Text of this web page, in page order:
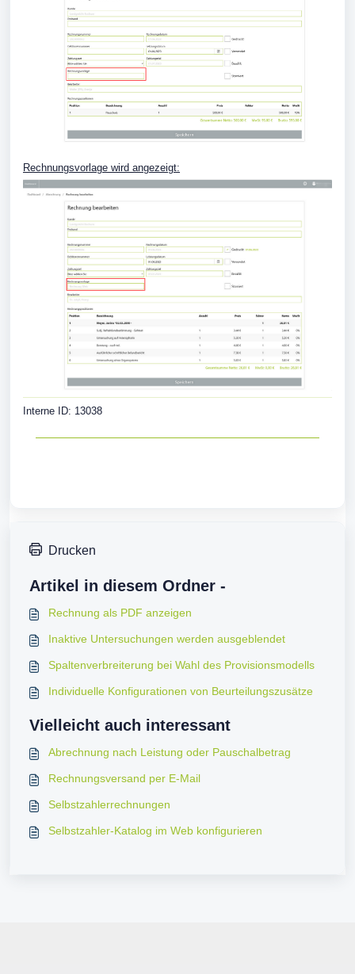
Rechnungsvorlage wird angezeigt:
Interne ID: 13038
Drucken
Artikel in diesem Ordner -
Rechnung als PDF anzeigen
Inaktive Untersuchungen werden ausgeblendet
Spaltenverbreiterung bei Wahl des Provisionsmodells
Individuelle Konfigurationen von Beurteilungszusätze
Vielleicht auch interessant
Abrechnung nach Leistung oder Pauschalbetrag
Rechnungsversand per E-Mail
Selbstzahlerrechnungen
Selbstzahler-Katalog im Web konfigurieren